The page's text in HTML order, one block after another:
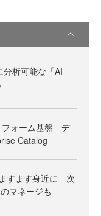
析可能な「AI
フォーム基盤 デ
Catalog
すます身近に 次
マネージも